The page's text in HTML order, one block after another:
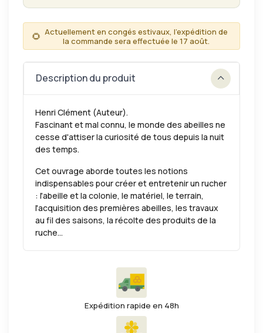
🌻 Actuellement en congés estivaux, l'expédition de
la commande sera effectuée le 17 août.
Description du produit
Henri Clément (Auteur).
Fascinant et mal connu, le monde des abeilles ne
cesse d'attiser la curiosité de tous depuis la nuit
des temps.
Cet ouvrage aborde toutes les notions
indispensables pour créer et entretenir un rucher
: l'abeille et la colonie, le matériel, le terrain,
l'acquisition des premières abeilles, les travaux
au fil des saisons, la récolte des produits de la
ruche...
Expédition rapide en 48h